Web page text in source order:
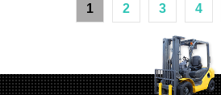
1 2 3 4